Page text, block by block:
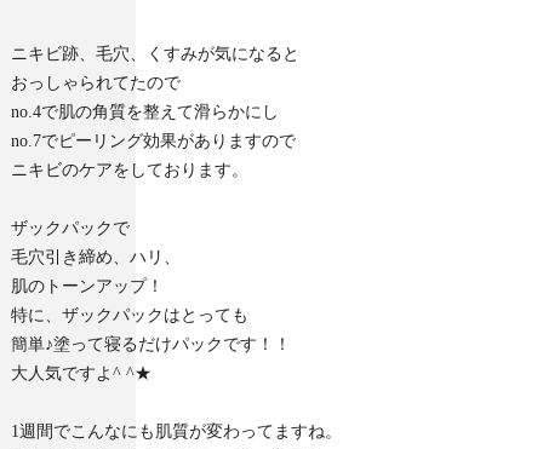
ニキビ跡、毛穴、くすみが気になると
おっしゃられてたので
no.4で肌の角質を整えて滑らかにし
no.7でピーリング効果がありますので
ニキビのケアをしております。
ザックパックで
毛穴引き締め、ハリ、
肌のトーンアップ！
特に、ザックパックはとっても
簡単♪塗って寝るだけパックです！！
大人気ですよ^ ^★
1週間でこんなにも肌質が変わってますね。